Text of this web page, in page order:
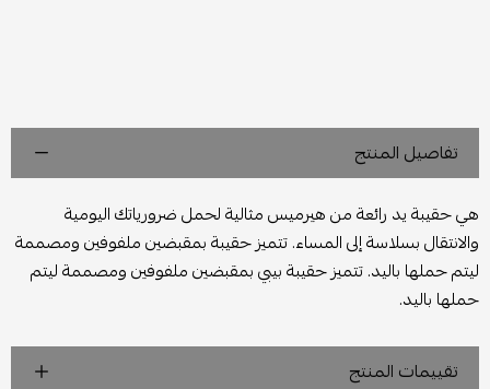
تفاصيل المنتج
هي حقيبة يد رائعة من هيرميس مثالية لحمل ضرورياتك اليومية
والانتقال بسلاسة إلى المساء. تتميز حقيبة بمقبضين ملفوفين ومصممة
ليتم حملها باليد. تتميز حقيبة بيبي بمقبضين ملفوفين ومصممة ليتم
حملها باليد.
تقييمات المنتج